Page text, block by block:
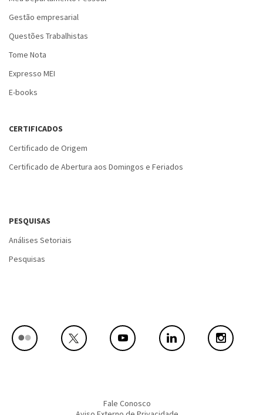
Gestão empresarial
Questões Trabalhistas
Tome Nota
Expresso MEI
E-books
CERTIFICADOS
Certificado de Origem
Certificado de Abertura aos Domingos e Feriados
PESQUISAS
Análises Setoriais
Pesquisas
Fale Conosco